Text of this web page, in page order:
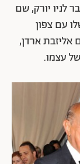
לניו יורק, שם
עם צפון
אליזבת ארדן,